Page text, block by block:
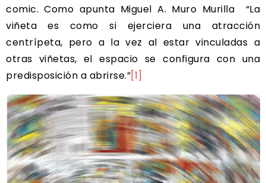
comic. Como apunta Miguel A. Muro Murilla “La
viñeta es como si ejerciera una atracción
centrípeta, pero a la vez al estar vinculadas a
otras viñetas, el espacio se configura con una
predisposición a abrirse.”[1]